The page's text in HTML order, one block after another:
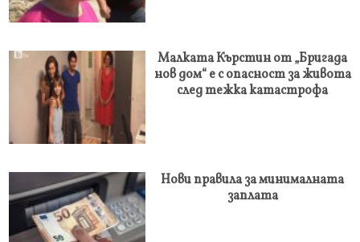
Малката Кърстин от „Бригада
нов дом“ е с опасност за живота
след тежка катастрофа
Нови правила за минималната
заплата